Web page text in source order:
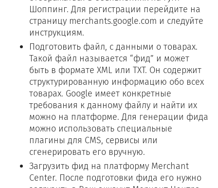
Шоппинг. Для регистрации перейдите на
страницу merchants.google.com и следуйте
инструкциям.
Подготовить файл, с данными о товарах.
Такой файл называется “фид” и может
быть в формате XML или TXT. Он содержит
структурированную информацию обо всех
товарах. Google имеет конкретные
требования к данному файлу и найти их
можно на платформе. Для генерации фида
можно использовать специальные
плагины для CMS, сервисы или
сгенерировать его вручную.
Загрузить фид на платформу Merchant
Center. После подготовки фида его нужно